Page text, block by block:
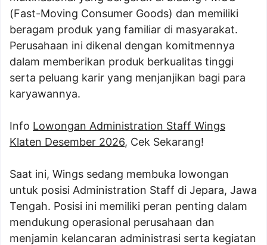
(Fast-Moving Consumer Goods) dan memiliki
beragam produk yang familiar di masyarakat.
Perusahaan ini dikenal dengan komitmennya
dalam memberikan produk berkualitas tinggi
serta peluang karir yang menjanjikan bagi para
karyawannya.
Info Lowongan Administration Staff Wings
Klaten Desember 2026, Cek Sekarang!
Saat ini, Wings sedang membuka lowongan
untuk posisi Administration Staff di Jepara, Jawa
Tengah. Posisi ini memiliki peran penting dalam
mendukung operasional perusahaan dan
menjamin kelancaran administrasi serta kegiatan